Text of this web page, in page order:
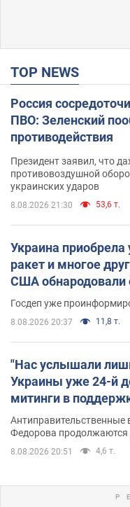
TOP NEWS
Россия
ПВО: Зеленский
противодействия
Президент заявил, что
противовоздушной
украинских ударов
8.08.2026 21:30 53,6 т.
Украина приобрела
ракет и многое
США обнародовали
Госдеп уже
8.08.2026 20:37 11,8 т.
"Нас услышали
Украины уже 24-й
митинги в
Антиправительственные
Федорова продолжаются
8.08.2026 20:51 4,6 т.